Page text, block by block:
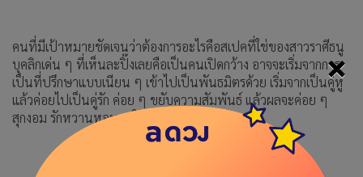
×
คนที่มีเป้าหมายชัดเจนว่าต้องการอะไรคือสเปคที่ใช่ของสาวราศีธนู
บุคลิกเด่น ๆ ที่เห็นละปิ๊งเลยคือเป็นคนเปิดกว้าง อาจจะเริ่มจากการ
เป็นที่ปรึกษาแบบเนียน ๆ เข้าไปเป็นพันธมิตรด้วย เริ่มจากเป็นคู่หู
แล้วค่อยไปเป็นคู่รัก ค่อย ๆ ขยับความสัมพันธ์ แล้วผลจะค่อย ๆ
สุกงอม รักหวานหอมจนใครก็อิจฉา